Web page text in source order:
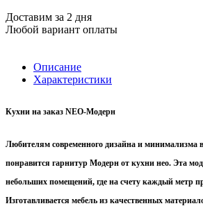
Доставим за 2 дня
Любой вариант оплаты
Описание
Характеристики
Кухни на заказ NEO-Модерн
Любителям современного дизайна и минимализма в
понравится гарнитур Модерн от кухни нео. Эта
небольших помещений, где на счету каждый метр
Изготавливается мебель из качественных